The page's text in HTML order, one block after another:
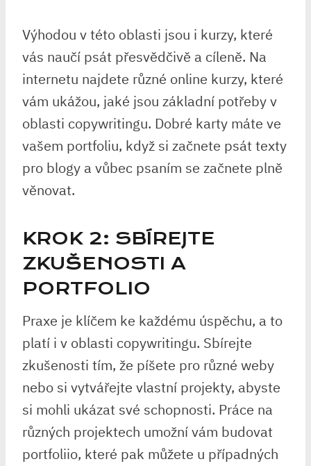
Výhodou v této oblasti jsou i kurzy, které
vás naučí psát přesvědčivě a cíleně. Na
internetu najdete různé online kurzy, které
vám ukážou, jaké jsou základní potřeby v
oblasti copywritingu. Dobré karty máte ve
vašem portfoliu, když si začnete psát texty
pro blogy a vůbec psaním se začnete plně
věnovat.
KROK 2: SBÍREJTE
ZKUŠENOSTI A
PORTFOLIO
Praxe je klíčem ke každému úspěchu, a to
platí i v oblasti copywritingu. Sbírejte
zkušenosti tím, že píšete pro různé weby
nebo si vytvářejte vlastní projekty, abyste
si mohli ukázat své schopnosti. Práce na
různých projektech umožní vám budovat
portfoliio, které pak můžete u případných